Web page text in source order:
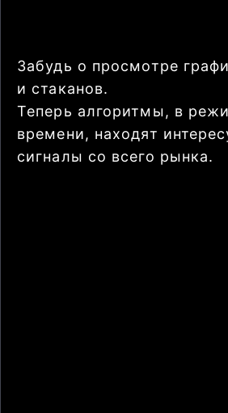
Забудь о просмотре
и стаканов.
Теперь алгоритмы, в
времени, находят
сигналы со всего рынка.